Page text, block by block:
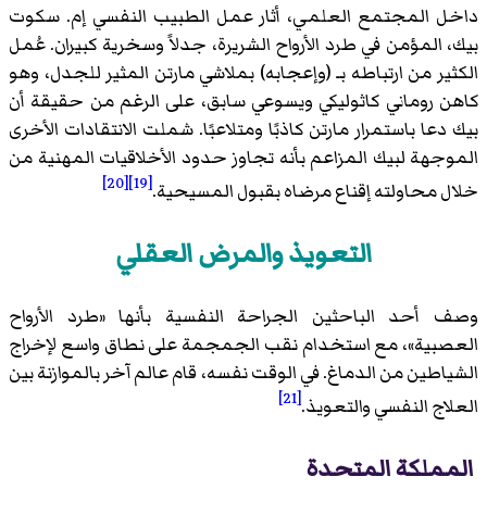
داخل المجتمع العلمي، أثار عمل الطبيب النفسي إم. سكوت
بيك، المؤمن في طرد الأرواح الشريرة، جدلاً وسخرية كبيران. عُمل
الكثير من ارتباطه بـ (وإعجابه) بملاشي مارتن المثير للجدل، وهو
كاهن روماني كاثوليكي ويسوعي سابق، على الرغم من حقيقة أن
بيك دعا باستمرار مارتن كاذبًا ومتلاعبًا. شملت الانتقادات الأخرى
الموجهة لبيك المزاعم بأنه تجاوز حدود الأخلاقيات المهنية من
خلال محاولته إقناع مرضاه بقبول المسيحية.[19]
[20]
التعويذ والمرض العقلي
وصف أحد الباحثين الجراحة النفسية بأنها «طرد الأرواح
العصبية»، مع استخدام نقب الجمجمة على نطاق واسع لإخراج
الشياطين من الدماغ. في الوقت نفسه، قام عالم آخر بالموازنة بين
العلاج النفسي والتعويذ.[21]
المملكة المتحدة